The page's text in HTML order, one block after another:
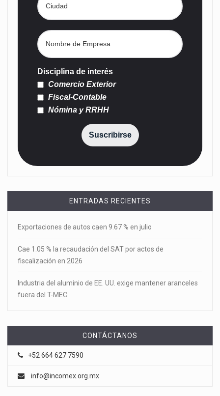
Disciplina de interés
Comercio Exterior
Fiscal-Contable
Nómina y RRHH
Suscribirse
ENTRADAS RECIENTES
Exportaciones de autos caen 9.67 % en julio
Cae 1.05 % la recaudación del SAT por actos de
fiscalización en 2026
Industria del aluminio de EE. UU. exige mantener aranceles
fuera del T-MEC
CONTÁCTANOS
+52 664 627 7590
info@incomex.org.mx